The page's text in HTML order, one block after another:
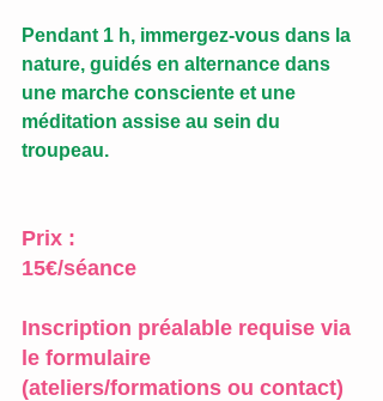
Pendant 1 h, immergez-vous dans la
nature, guidés en alternance dans
une marche consciente et une
méditation assise au sein du
troupeau.
Prix :
15€/séance
Inscription préalable requise via
le formulaire
(ateliers/formations ou contact)